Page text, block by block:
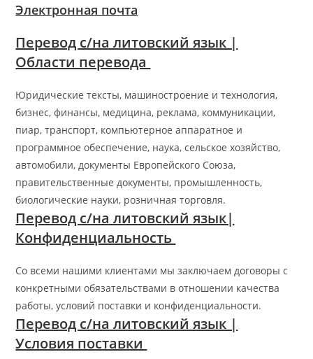
Электронная почта
Перевод с/на литовский язык |
Области перевода
Юридические тексты, машиностроение и технология,
бизнес, финансы, медицина, реклама, коммуникации,
пиар, транспорт, компьютерное аппаратное и
программное обеспечение, наука, сельское хозяйство,
автомобили, документы Европейского Союза,
правительственные документы, промышленность,
биологические науки, розничная торговля.
Перевод с/на литовский язык|
Конфиденциальность
Со всеми нашими клиентами мы заключаем договоры с
конкретными обязательствами в отношении качества
работы, условий поставки и конфиденциальности.
Перевод с/на литовский язык |
Условия поставки